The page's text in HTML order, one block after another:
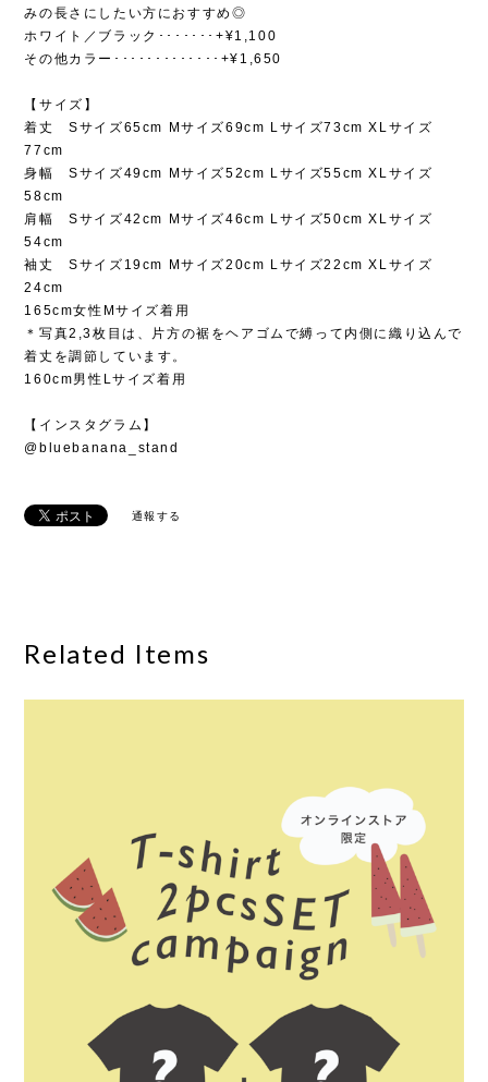
みの長さにしたい方におすすめ◎
ホワイト／ブラック･･･････+¥1,100
その他カラー･････････････+¥1,650
【サイズ】
着丈 Sサイズ65cm Mサイズ69cm Lサイズ73cm XLサイズ
77cm
身幅 Sサイズ49cm Mサイズ52cm Lサイズ55cm XLサイズ
58cm
肩幅 Sサイズ42cm Mサイズ46cm Lサイズ50cm XLサイズ
54cm
袖丈 Sサイズ19cm Mサイズ20cm Lサイズ22cm XLサイズ
24cm
165cm女性Mサイズ着用
＊写真2,3枚目は、片方の裾をヘアゴムで縛って内側に織り込んで
着丈を調節しています。
160cm男性Lサイズ着用
【インスタグラム】
@bluebanana_stand
通報する
Related Items